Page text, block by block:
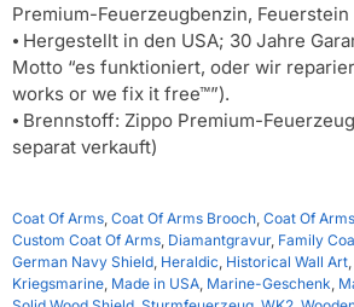
Premium-Feuerzeugbenzin,
⦁ Hergestellt in den USA; 30 Jahre
Motto “es funktioniert, oder wir
works or we fix it free™”).
⦁ Brennstoff: Zippo Premium-
separat verkauft)
Coat Of Arms, Coat Of Arms Brooch, Coat Of
Custom Coat Of Arms, Diamantgravur, Family
German Navy Shield, Heraldic, Historical Wall Art,
Kriegsmarine, Made in USA, Marine-Geschenk,